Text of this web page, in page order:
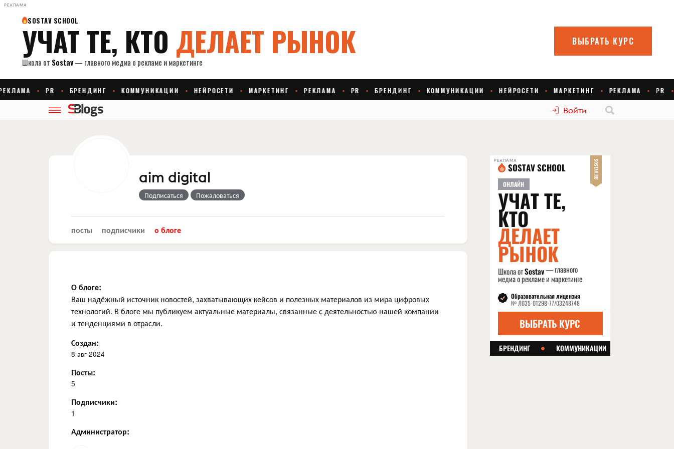
РЕКЛАМА
Войти
aim digital
Подписаться Пожаловаться
посты подписчики о блоге
О блоге:
Ваш надёжный источник новостей, захватывающих кейсов и полезных материалов из мира цифровых
технологий. В блоге мы публикуем актуальные материалы, связанные с деятельностью нашей компании
и тенденциями в отрасли.
Создан:
8 авг 2024
Посты:
5
Подписчики:
1
Администратор:
РЕКЛАМА